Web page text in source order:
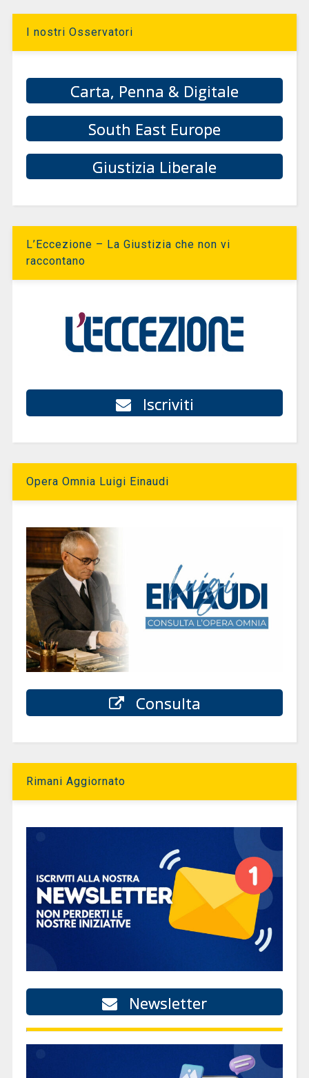
I nostri Osservatori
Carta, Penna & Digitale
South East Europe
Giustizia Liberale
L’Eccezione – La Giustizia che non vi
raccontano
Iscriviti
Opera Omnia Luigi Einaudi
Consulta
Rimani Aggiornato
Newsletter